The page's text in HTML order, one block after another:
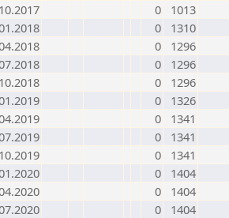
0
1013
0
1310
0
1296
0
1296
0
1296
0
1326
0
1341
0
1341
0
1341
0
1404
0
1404
0
1404